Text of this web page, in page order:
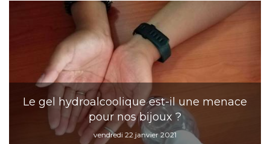
Le gel hydroalcoolique est-il une menace
pour nos bijoux ?
vendredi 22 janvier 2021